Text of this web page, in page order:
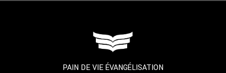
PAIN DE VIE ÉVANGÉLISATION